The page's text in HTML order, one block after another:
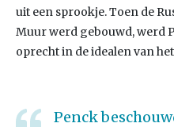
uit een sprookje. Toen de
Muur werd gebouwd, werd
oprecht in de idealen van
Penck